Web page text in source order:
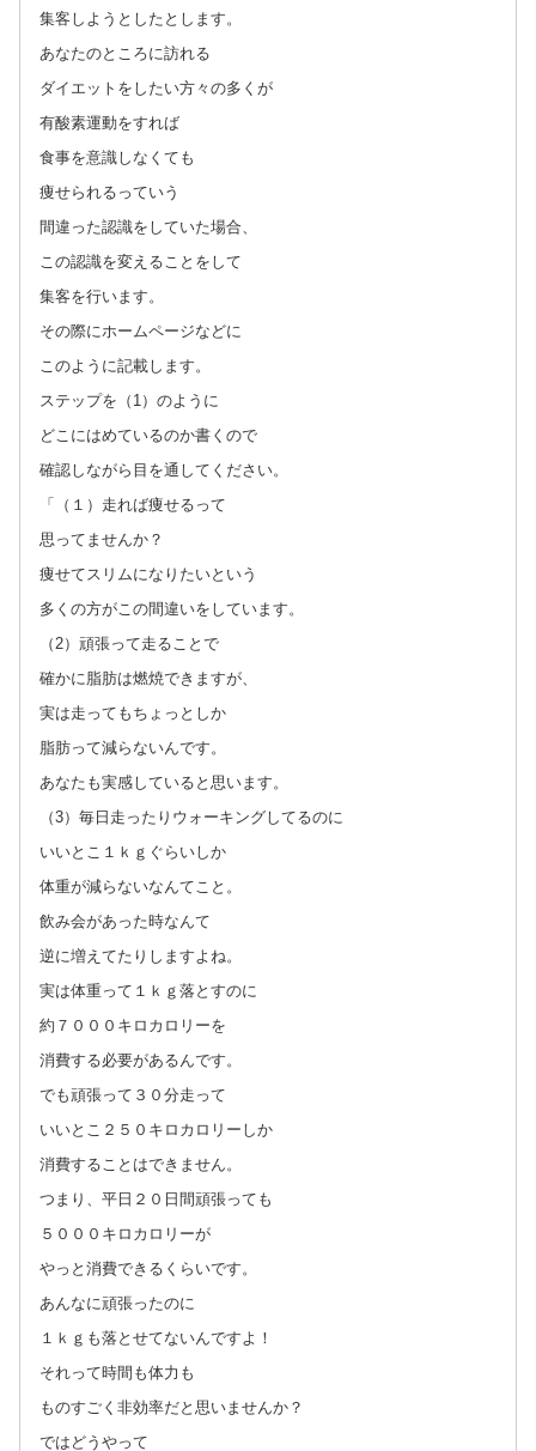
集客しようとしたとします。
あなたのところに訪れる
ダイエットをしたい方々の多くが
有酸素運動をすれば
食事を意識しなくても
痩せられるっていう
間違った認識をしていた場合、
この認識を変えることをして
集客を行います。
その際にホームページなどに
このように記載します。
ステップを（1）のように
どこにはめているのか書くので
確認しながら目を通してください。
「（１）走れば痩せるって
思ってませんか？
痩せてスリムになりたいという
多くの方がこの間違いをしています。
（2）頑張って走ることで
確かに脂肪は燃焼できますが、
実は走ってもちょっとしか
脂肪って減らないんです。
あなたも実感していると思います。
（3）毎日走ったりウォーキングしてるのに
いいとこ１ｋｇぐらいしか
体重が減らないなんてこと。
飲み会があった時なんて
逆に増えてたりしますよね。
実は体重って１ｋｇ落とすのに
約７０００キロカロリーを
消費する必要があるんです。
でも頑張って３０分走って
いいとこ２５０キロカロリーしか
消費することはできません。
つまり、平日２０日間頑張っても
５０００キロカロリーが
やっと消費できるくらいです。
あんなに頑張ったのに
１ｋｇも落とせてないんですよ！
それって時間も体力も
ものすごく非効率だと思いませんか？
ではどうやって